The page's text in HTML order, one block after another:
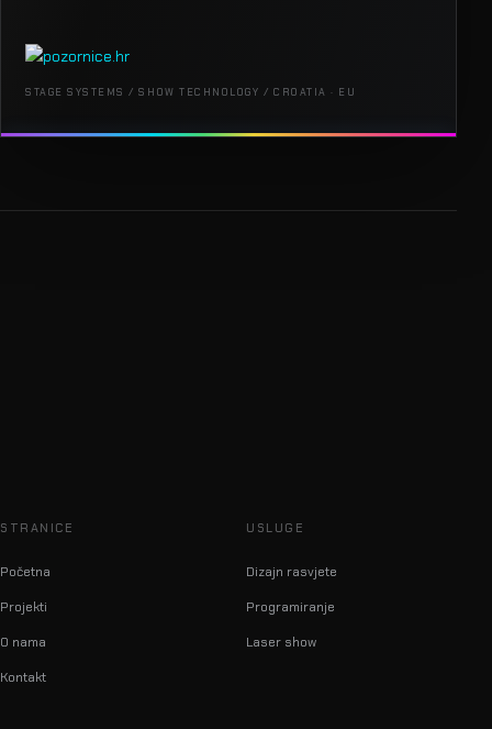
STAGE SYSTEMS / SHOW TECHNOLOGY / CROATIA · EU
STRANICE
Početna
Projekti
O nama
Kontakt
USLUGE
Dizajn rasvjete
Programiranje
Laser show